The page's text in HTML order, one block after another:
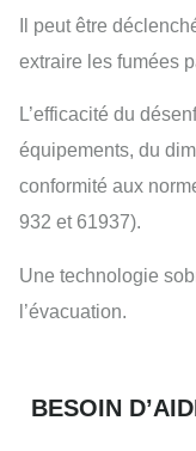
Il peut être
extraire les fumées
L’efficacité du
équipements, du
conformité aux
932 et 61937).
Une technologie
l’évacuation.
BESOIN